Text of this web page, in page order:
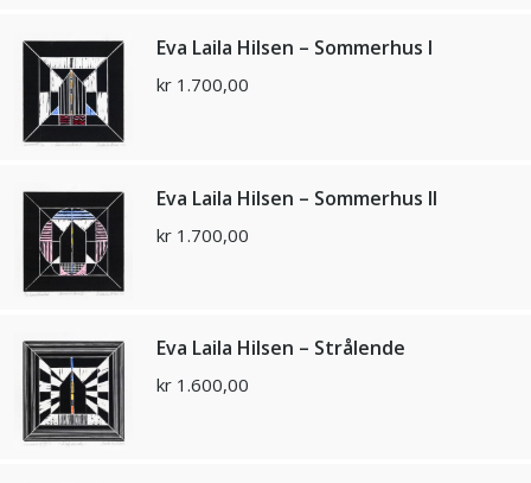
Eva Laila Hilsen – Sommerhus l
kr 1.700,00
Eva Laila Hilsen – Sommerhus ll
kr 1.700,00
Eva Laila Hilsen – Strålende
kr 1.600,00